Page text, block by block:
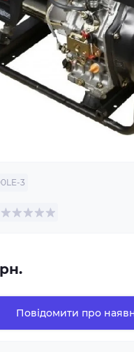
3
Повідомити про